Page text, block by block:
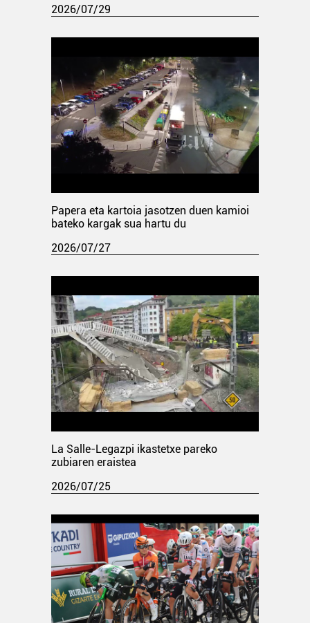
2026/07/29
Papera eta kartoia jasotzen duen kamioi
bateko kargak sua hartu du
2026/07/27
La Salle-Legazpi ikastetxe pareko
zubiaren eraistea
2026/07/25